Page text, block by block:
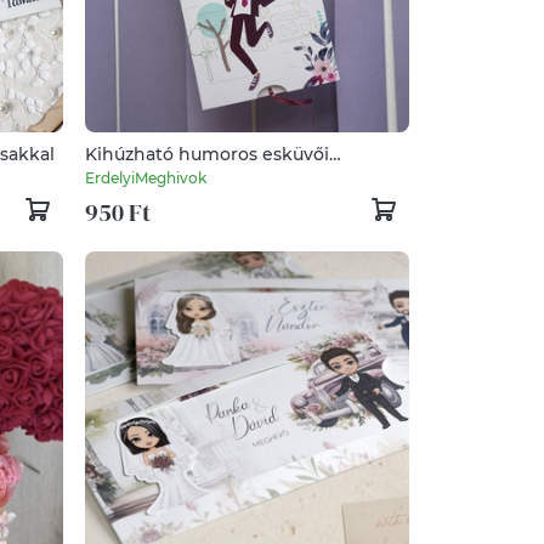
Kihúzható humoros esküvői
meghívó, vicces meghívó, húzogatás
meghívó, különleges meghívó
ErdelyiMeghivok
950 Ft